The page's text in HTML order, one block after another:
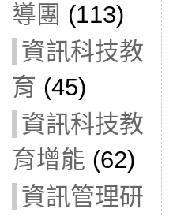
導團 (113)
資訊科技教
育 (45)
資訊科技教
育增能 (62)
資訊管理研